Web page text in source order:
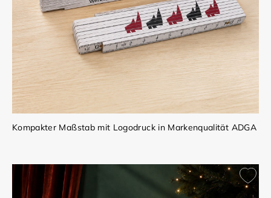
Kompakter Maßstab mit Logodruck in Markenqualität ADGA